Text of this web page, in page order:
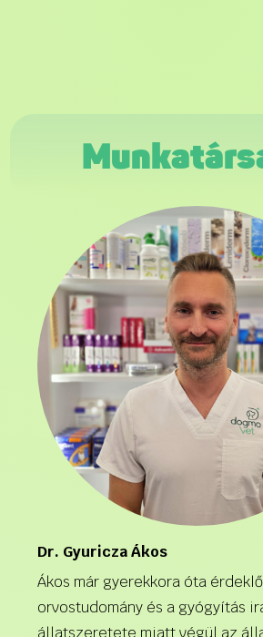
Dr. Gyuricza Ákos
Ákos már gyerekkora óta
orvostudomány és a gyógyítás
állatszeretete miatt végül az